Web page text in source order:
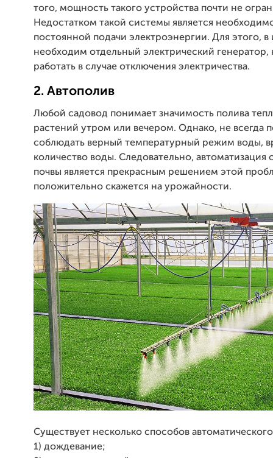
того, мощность такого устройства почти не
Недостатком такой системы является
постоянной подачи электроэнергии. Для этого, в
необходим отдельный электрический генератор,
работать в случае отключения электричества.
2. Автополив
Любой садовод понимает значимость полива
растений утром или вечером. Однако, не всегда
соблюдать верный температурный режим воды,
количество воды. Следовательно, автоматизация
почвы является прекрасным решением этой
положительно скажется на урожайности.
Существует несколько способов
1) дождевание;